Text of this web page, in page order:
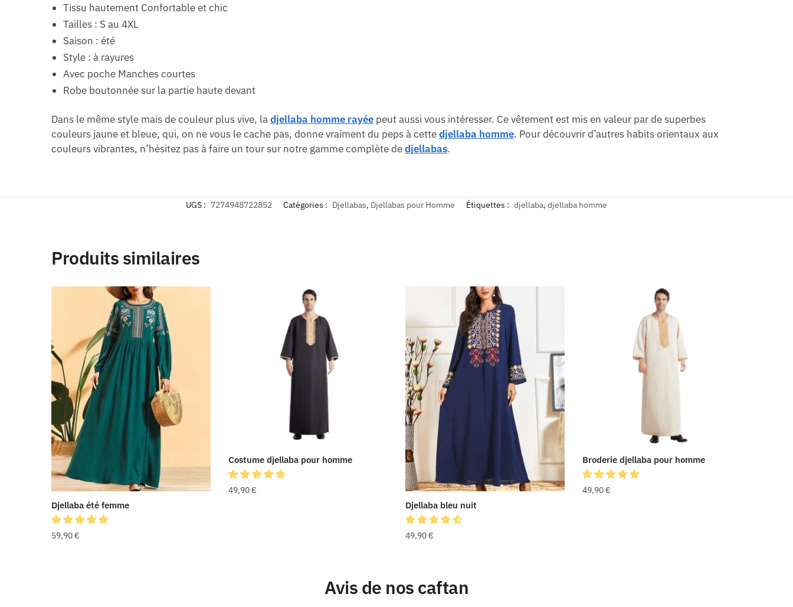
Tissu hautement Confortable et chic
Tailles : S au 4XL
Saison : été
Style : à rayures
Avec poche Manches courtes
Robe boutonnée sur la partie haute devant
Dans le même style mais de couleur plus vive, ladjellaba homme rayée peut aussi vous intéresser. Ce vêtement est mis en valeur par de superbes
couleurs jaune et bleue, qui, on ne vous le cache pas, donne vraiment du peps à cettedjellaba homme. Pour découvrir d’autres habits orientaux aux
couleurs vibrantes, n’hésitez pas à faire un tour sur notre gamme complète dedjellabas.
UGS : 7274948722852 Catégories : Djellabas, Djellabas pour Homme Étiquettes : djellaba, djellaba homme
Produits similaires
Djellaba été femme
59,90€
Costume djellaba pour homme
49,90€
Djellaba bleu nuit
49,90€
Broderie djellaba pour homme
49,90€
Avis de nos caftan